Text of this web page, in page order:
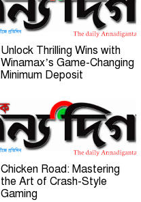
Unlock Thrilling Wins with
Winamax’s Game-Changing
Minimum Deposit
Chicken Road: Mastering
the Art of Crash-Style
Gaming